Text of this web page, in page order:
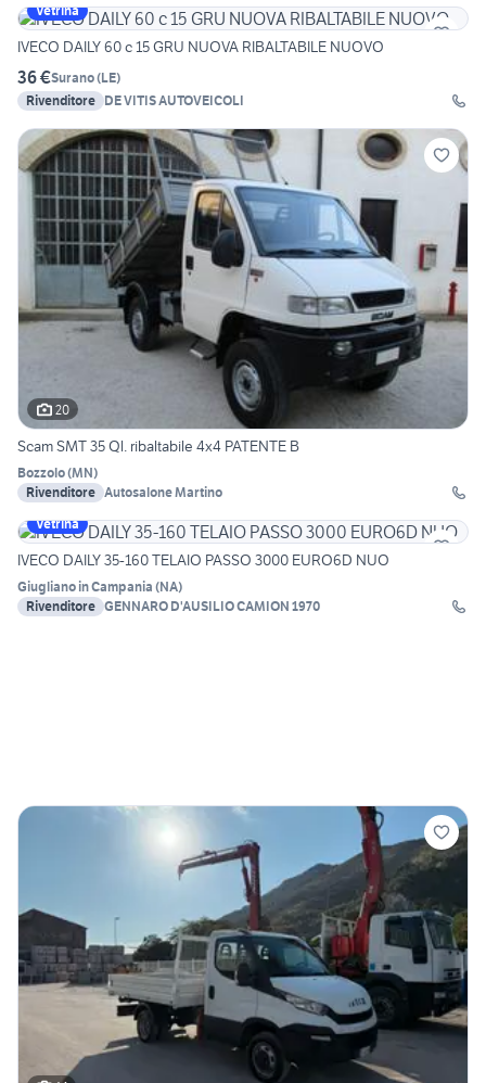
Vetrina
IVECO DAILY 60 c 15 GRU NUOVA RIBALTABILE NUOVO
36 €Surano(LE)
Rivenditore DE VITIS AUTOVEICOLI
20
Scam SMT 35 Ql. ribaltabile 4x4 PATENTE B
Bozzolo(MN)
Rivenditore Autosalone Martino
Vetrina
IVECO DAILY 35-160 TELAIO PASSO 3000 EURO6D NUO
Giugliano in Campania (NA)
Rivenditore GENNARO D'AUSILIO CAMION 1970